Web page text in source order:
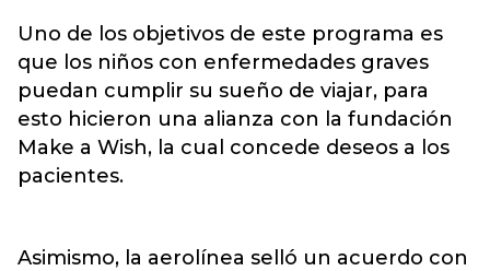
Uno de los objetivos de este programa es
que los niños con enfermedades graves
puedan cumplir su sueño de viajar, para
esto hicieron una alianza con la fundación
Make a Wish, la cual concede deseos a los
pacientes.
Asimismo, la aerolínea selló un acuerdo con